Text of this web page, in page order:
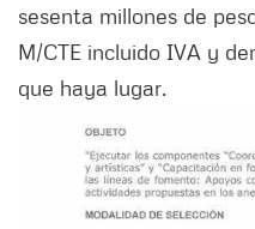
sesenta millones de
M/CTE incluido IVA y
que haya lugar.